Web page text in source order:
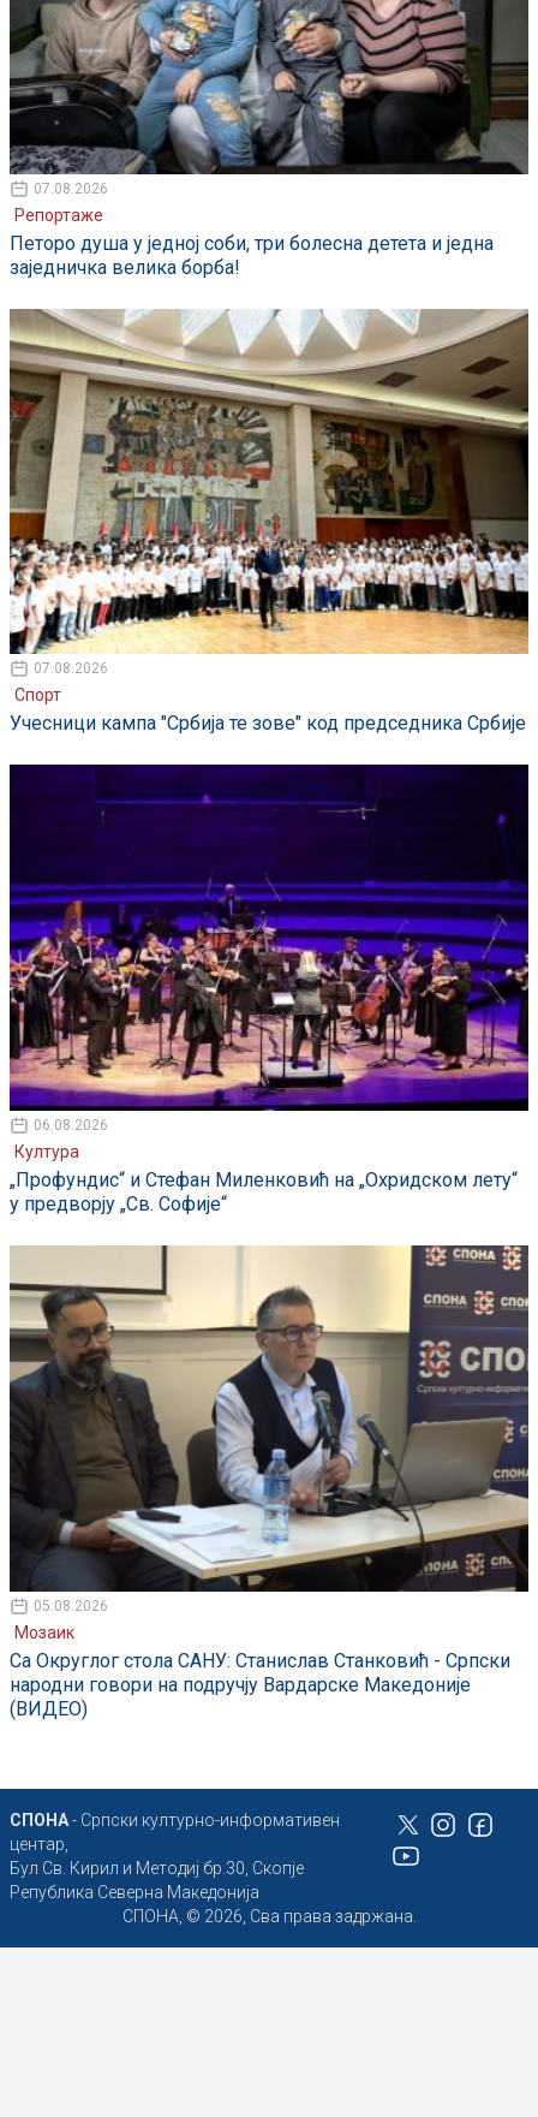
07.08.2026
Репортаже
Петоро душа у једној соби, три болесна детета и једна
заједничка велика борба!
07.08.2026
Спорт
Учесници кампа "Србија те зове" код председника Србије
06.08.2026
Култура
„Профундис“ и Стефан Миленковић на „Охридском лету“
у предворју „Св. Софије“
05.08.2026
Мозаик
Са Округлог стола САНУ: Станислав Станковић - Српски
народни говори на подручју Вардарске Македоније
(ВИДЕО)
СПОНА- Српски културно-информативен
центар,
Бул Св. Кирил и Методиј бр.30, Скопје
Република Северна Македонија
СПОНА, © 2026, Сва права задржана.